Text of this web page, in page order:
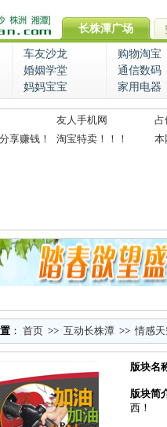
长株潭广场
车友沙龙
购物淘宝
婚姻学堂
通信数码
妈妈宝宝 家用电器
友人手机网
占
享赚钱！
淘宝特卖！！！ 本
： 首页 >> 互动长株潭 >> 情感
版块名
版块简
西！